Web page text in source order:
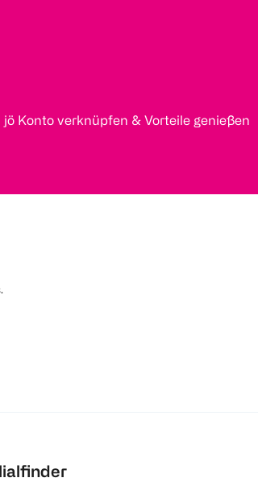
jö Konto verknüpfen & Vorteile genießen